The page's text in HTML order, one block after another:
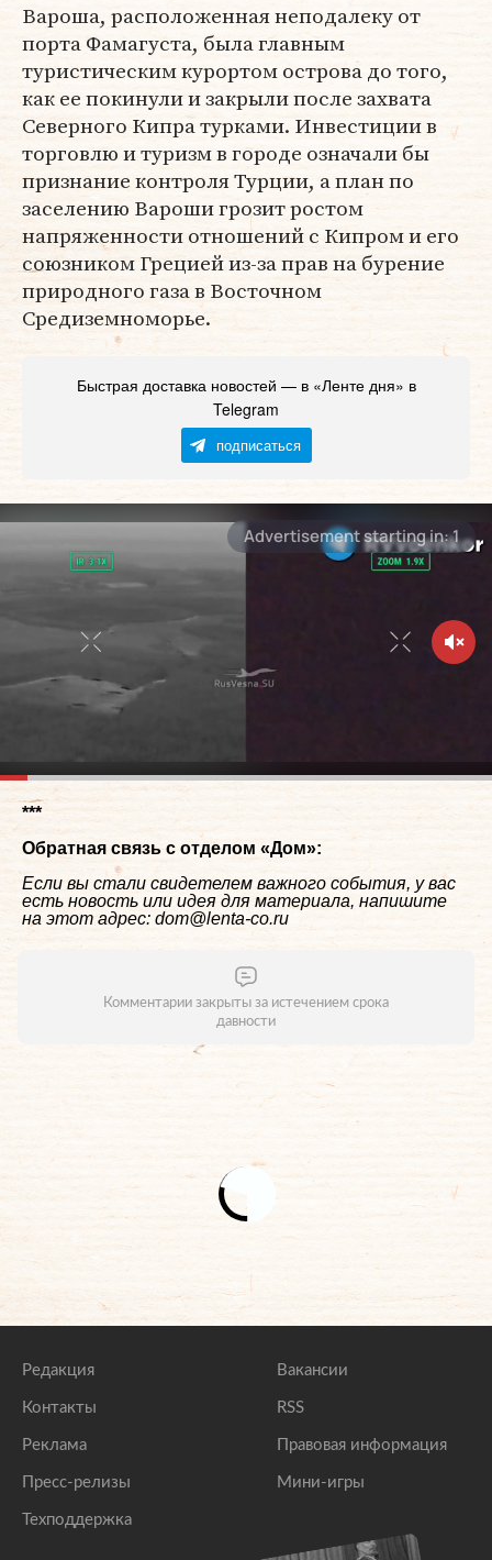
Вароша, расположенная неподалеку от
порта Фамагуста, была главным
туристическим курортом острова до того,
как ее покинули и закрыли после захвата
Северного Кипра турками. Инвестиции в
торговлю и туризм в городе означали бы
признание контроля Турции, а план по
заселению Вароши грозит ростом
напряженности отношений с Кипром и его
союзником Грецией из-за прав на бурение
природного газа в Восточном
Средиземноморье.
Быстрая доставка новостей — в «Ленте дня» в
Telegram
подписаться
***
Обратная связь с отделом «Дом»:
Если вы стали свидетелем важного события, у вас
есть новость или идея для материала, напишите
на этот адрес: dom@lenta-co.ru
Комментарии закрыты за истечением срока
давности
Редакция
Контакты
Реклама
Пресс-релизы
Техподдержка
Вакансии
RSS
Правовая информация
Мини-игры